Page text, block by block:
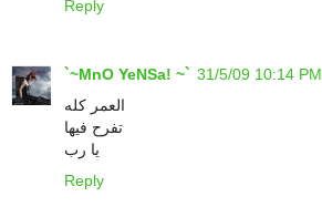
Reply
`~MnO YeNSa! ~` 31/5/09 10:14 PM
العمر كله
تفرح فيها
يا رب
Reply